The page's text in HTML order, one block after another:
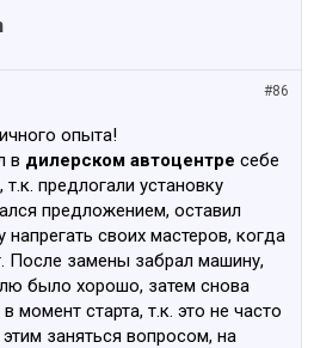
#86
опыта!
в дилерском автоцентре себе
предлогали установку
предложением, оставил
своих мастеров, когда
После замены забрал машину,
было хорошо, затем снова
момент старта, т.к. это не часто
заняться вопросом, на